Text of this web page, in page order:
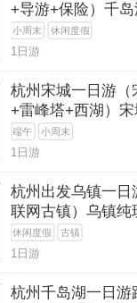
+导游+保险）千
小周末 休闲度假
1日游
杭州宋城一日游（
+雷峰塔+西湖）
端午 小周末
1日游
杭州出发乌镇一日
联网古镇）乌镇纯
休闲度假 古镇
1日游
杭州千岛湖一日游